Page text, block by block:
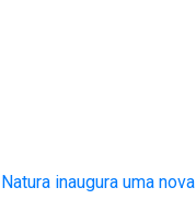
Natura inaugura uma nova